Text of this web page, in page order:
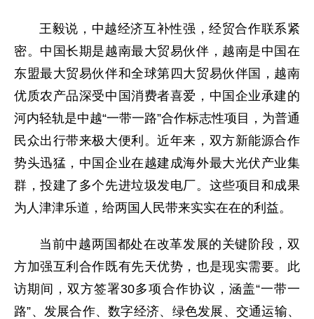
王毅说，中越经济互补性强，经贸合作联系紧
密。中国长期是越南最大贸易伙伴，越南是中国在
东盟最大贸易伙伴和全球第四大贸易伙伴国，越南
优质农产品深受中国消费者喜爱，中国企业承建的
河内轻轨是中越“一带一路”合作标志性项目，为普通
民众出行带来极大便利。近年来，双方新能源合作
势头迅猛，中国企业在越建成海外最大光伏产业集
群，投建了多个先进垃圾发电厂。这些项目和成果
为人津津乐道，给两国人民带来实实在在的利益。
当前中越两国都处在改革发展的关键阶段，双
方加强互利合作既有先天优势，也是现实需要。此
访期间，双方签署30多项合作协议，涵盖“一带一
路”、发展合作、数字经济、绿色发展、交通运输、